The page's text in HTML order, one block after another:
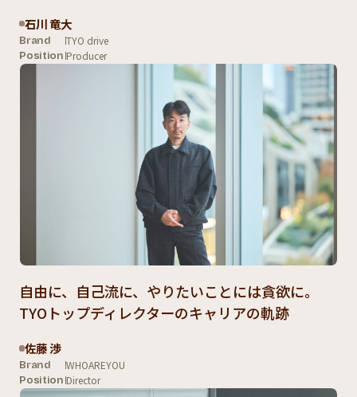
石川 竜大
Brand TYO drive
Position Producer
自由に、自己流に、やりたいことには貪欲に。
TYOトップディレクターのキャリアの軌跡
佐藤 渉
Brand WHOAREYOU
Position Director